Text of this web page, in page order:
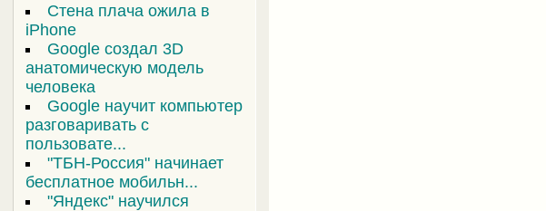
Стена плача ожила в
iPhone
Google создал 3D
анатомическую модель
человека
Google научит компьютер
разговаривать с
пользовате...
"ТБН-Россия" начинает
бесплатное мобильн...
"Яндекс" научился